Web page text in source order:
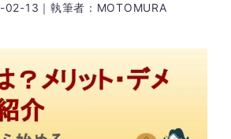
02-13 ｜執筆者：MOTOMURA